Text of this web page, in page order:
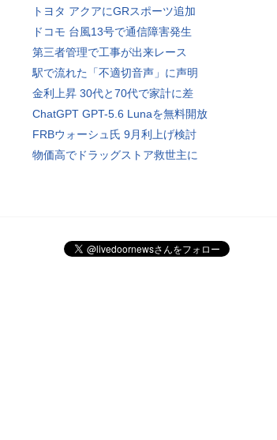
トヨタ アクアにGRスポーツ追加
ドコモ 台風13号で通信障害発生
第三者管理で工事が出来レース
駅で流れた「不適切音声」に声明
金利上昇 30代と70代で家計に差
ChatGPT GPT-5.6 Lunaを無料開放
FRBウォーシュ氏 9月利上げ検討
物価高でドラッグストア救世主に